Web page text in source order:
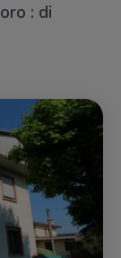
: di